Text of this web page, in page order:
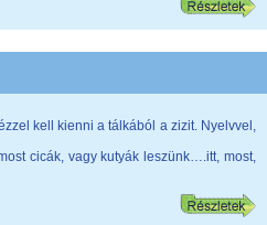
kell kienni a tálkából a zizit. Nyelvvel,
cicák, vagy kutyák leszünk….itt, most,